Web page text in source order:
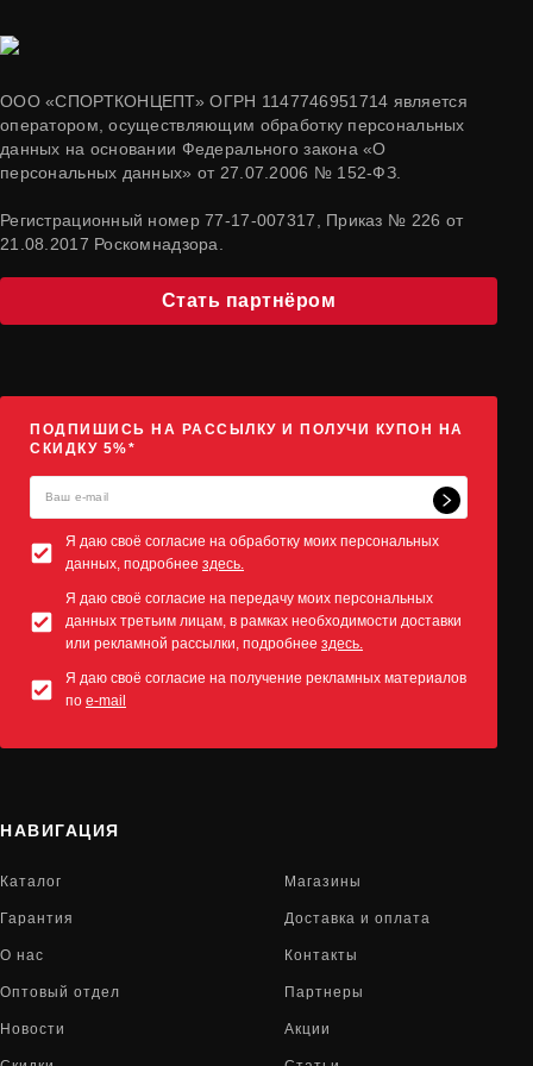
ООО «СПОРТКОНЦЕПТ» ОГРН 1147746951714 является
оператором, осуществляющим обработку персональных
данных на основании Федерального закона «О
персональных данных» от 27.07.2006 № 152-ФЗ.
Регистрационный номер 77-17-007317, Приказ № 226 от
21.08.2017 Роскомнадзора.
Стать партнёром
ПОДПИШИСЬ НА РАССЫЛКУ И ПОЛУЧИ КУПОН НА
СКИДКУ 5%*
Я даю своё согласие на обработку моих персональных
данных, подробнее здесь.
Я даю своё согласие на передачу моих персональных
данных третьим лицам, в рамках необходимости доставки
или рекламной рассылки, подробнее здесь.
Я даю своё согласие на получение рекламных материалов
по e-mail
НАВИГАЦИЯ
Каталог Магазины
Гарантия Доставка и оплата
О нас Контакты
Оптовый отдел Партнеры
Новости Акции